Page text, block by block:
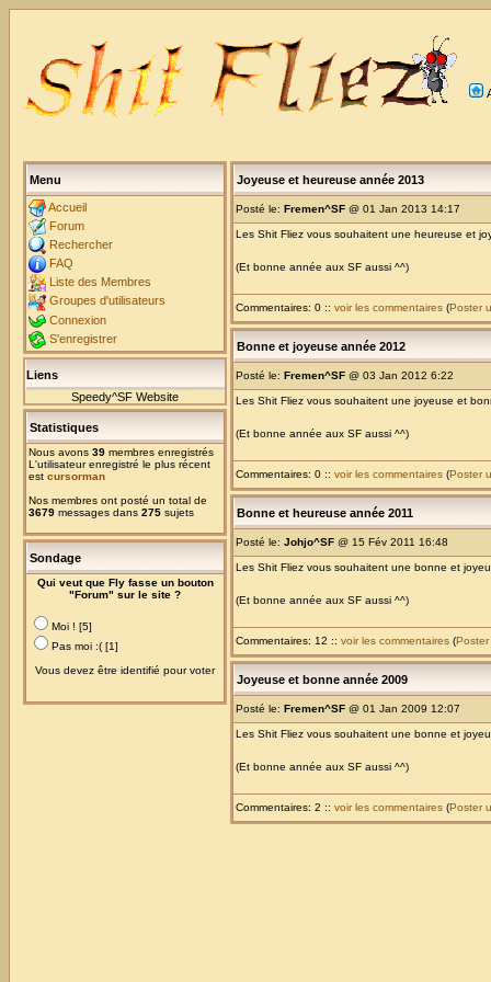
Menu
Accueil
Forum
Rechercher
FAQ
Liste des Membres
Groupes d'utilisateurs
Connexion
S'enregistrer
Liens
Speedy^SF Website
Statistiques
Nous avons 39 membres enregistrés
L'utilisateur enregistré le plus récent
est cursorman
Nos membres ont posté un total de
3679 messages dans 275 sujets
Sondage
Qui veut que Fly fasse un bouton
"Forum" sur le site ?
Moi ! [5]
Pas moi :( [1]
Vous devez être identifié pour voter
Joyeuse et heureuse année 2013
Posté le: Fremen^SF @ 01 Jan 2013 14:17
Les Shit Fliez vous souhaitent une heureuse et
(Et bonne année aux SF aussi ^^)
Commentaires: 0 :: voir les commentaires (Poster
Bonne et joyeuse année 2012
Posté le: Fremen^SF @ 03 Jan 2012 6:22
Les Shit Fliez vous souhaitent une joyeuse et
(Et bonne année aux SF aussi ^^)
Commentaires: 0 :: voir les commentaires (Poster
Bonne et heureuse année 2011
Posté le: Johjo^SF @ 15 Fév 2011 16:48
Les Shit Fliez vous souhaitent une bonne et
(Et bonne année aux SF aussi ^^)
Commentaires: 12 :: voir les commentaires (Poster
Joyeuse et bonne année 2009
Posté le: Fremen^SF @ 01 Jan 2009 12:07
Les Shit Fliez vous souhaitent une bonne et
(Et bonne année aux SF aussi ^^)
Commentaires: 2 :: voir les commentaires (Poster